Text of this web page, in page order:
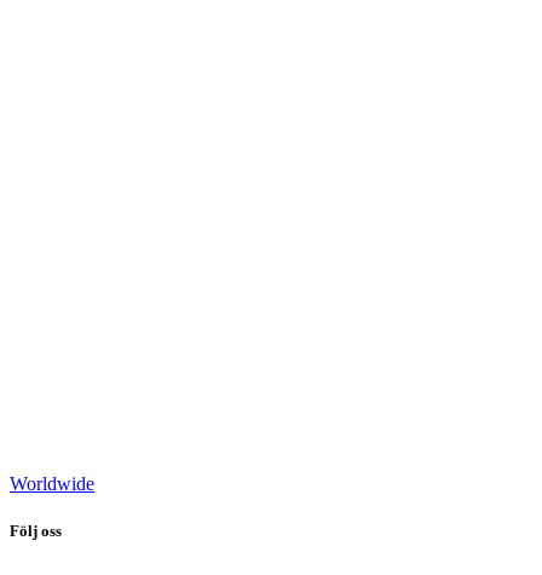
Worldwide
Följ oss